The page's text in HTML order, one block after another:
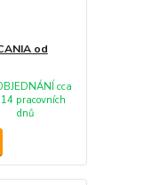
od
cca
pracovních
dnů